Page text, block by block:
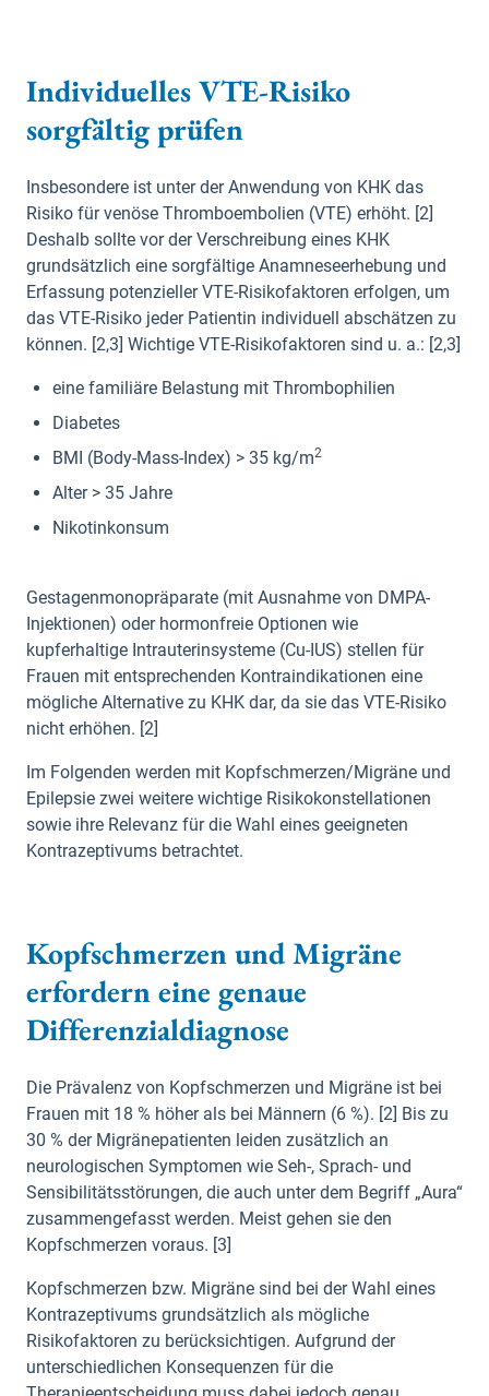
Individuelles VTE-Risiko
sorgfältig prüfen
Insbesondere ist unter der Anwendung von KHK das
Risiko für venöse Thromboembolien (VTE) erhöht. [2]
Deshalb sollte vor der Verschreibung eines KHK
grundsätzlich eine sorgfältige Anamneseerhebung und
Erfassung potenzieller VTE-Risikofaktoren erfolgen, um
das VTE-Risiko jeder Patientin individuell abschätzen zu
können. [2,3] Wichtige VTE-Risikofaktoren sind u. a.: [2,3]
eine familiäre Belastung mit Thrombophilien
Diabetes
BMI (Body-Mass-Index) > 35 kg/m2
Alter > 35 Jahre
Nikotinkonsum
Gestagenmonopräparate (mit Ausnahme von DMPA-
Injektionen) oder hormonfreie Optionen wie
kupferhaltige Intrauterinsysteme (Cu-IUS) stellen für
Frauen mit entsprechenden Kontraindikationen eine
mögliche Alternative zu KHK dar, da sie das VTE-Risiko
nicht erhöhen. [2]
Im Folgenden werden mit Kopfschmerzen/Migräne und
Epilepsie zwei weitere wichtige Risikokonstellationen
sowie ihre Relevanz für die Wahl eines geeigneten
Kontrazeptivums betrachtet.
Kopfschmerzen und Migräne
erfordern eine genaue
Differenzialdiagnose
Die Prävalenz von Kopfschmerzen und Migräne ist bei
Frauen mit 18 % höher als bei Männern (6 %). [2] Bis zu
30 % der Migränepatienten leiden zusätzlich an
neurologischen Symptomen wie Seh-, Sprach- und
Sensibilitätsstörungen, die auch unter dem Begriff „Aura“
zusammengefasst werden. Meist gehen sie den
Kopfschmerzen voraus. [3]
Kopfschmerzen bzw. Migräne sind bei der Wahl eines
Kontrazeptivums grundsätzlich als mögliche
Risikofaktoren zu berücksichtigen. Aufgrund der
unterschiedlichen Konsequenzen für die